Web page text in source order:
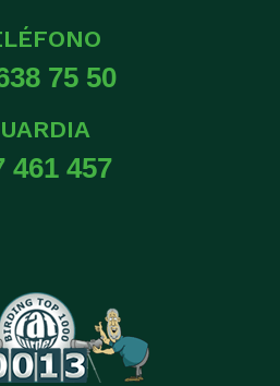
75 50
461 457